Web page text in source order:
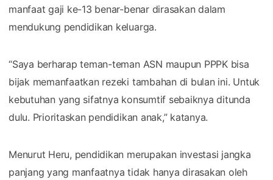
manfaat gaji ke-13 benar-benar dirasakan dalam
mendukung pendidikan keluarga.
“Saya berharap teman-teman ASN maupun PPPK bisa
bijak memanfaatkan rezeki tambahan di bulan ini. Untuk
kebutuhan yang sifatnya konsumtif sebaiknya ditunda
dulu. Prioritaskan pendidikan anak,” katanya.
Menurut Heru, pendidikan merupakan investasi jangka
panjang yang manfaatnya tidak hanya dirasakan oleh